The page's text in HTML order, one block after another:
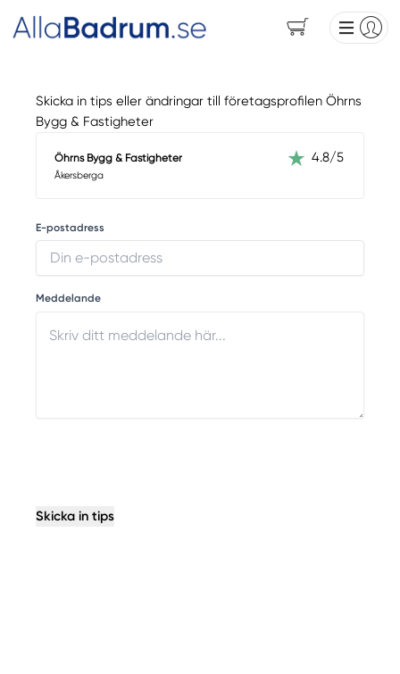
Skicka in tips eller ändringar till företagsprofilen Öhrns
Bygg & Fastigheter
Öhrns Bygg & Fastigheter
Åkersberga
4.8/5
E-postadress
Meddelande
Skicka in tips